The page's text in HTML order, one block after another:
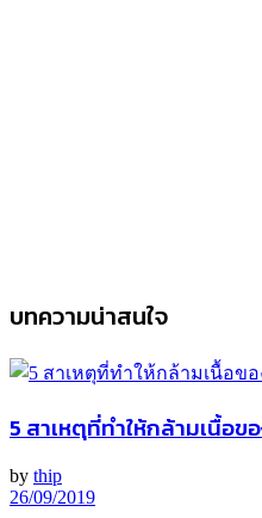
บทความน่าสนใจ
5 สาเหตุที่ทำให้กล้ามเนื้อข
by thip
26/09/2019